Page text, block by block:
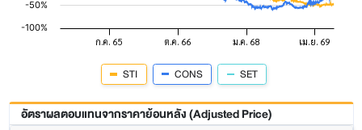
STI CONS SET
อัตราผลตอบแทนจากราคาย้อนหลัง (Adjusted Price)